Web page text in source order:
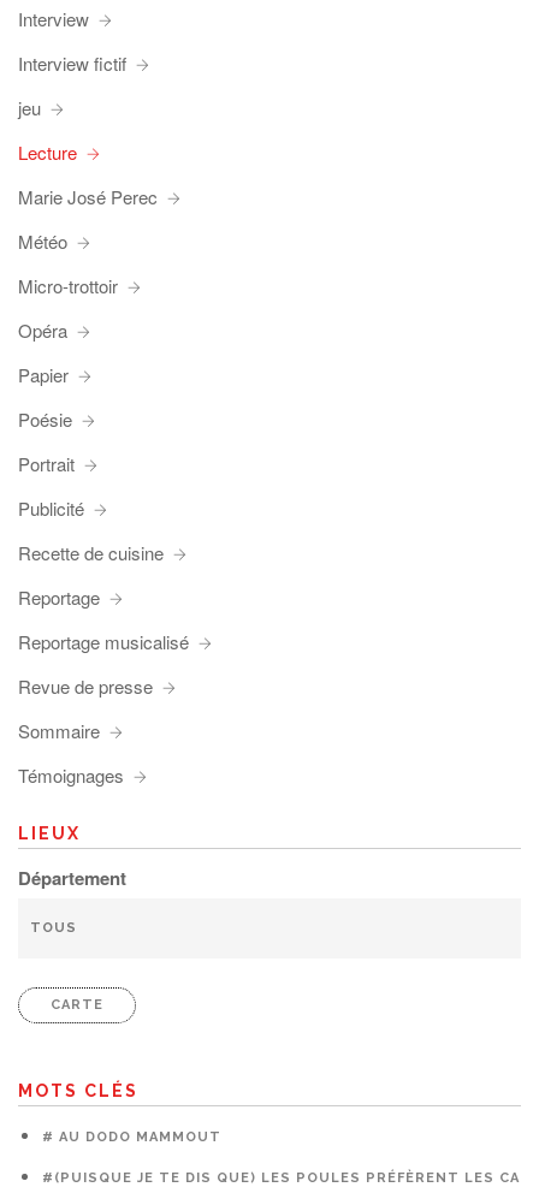
Interview
Interview fictif
jeu
Lecture
Marie José Perec
Météo
Micro-trottoir
Opéra
Papier
Poésie
Portrait
Publicité
Recette de cuisine
Reportage
Reportage musicalisé
Revue de presse
Sommaire
Témoignages
LIEUX
Département
CARTE
MOTS CLÉS
# AU DODO MAMMOUT
#(PUISQUE JE TE DIS QUE) LES POULES PRÉFÈRENT LES